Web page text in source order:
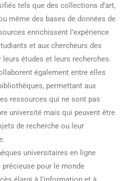
tels que des collections d’art,
même des bases de données de
enrichissent l’expérience
et aux chercheurs des
études et leurs recherches.
également entre elles
permettant aux
ressources qui ne sont pas
université mais qui peuvent être
de recherche ou leur
universitaires en ligne
pour le monde